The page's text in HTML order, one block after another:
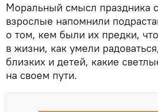
Моральный смысл праздника
взрослые напомнили
о том, кем были их предки,
в жизни, как умели
близких и детей, какие
на своем пути.